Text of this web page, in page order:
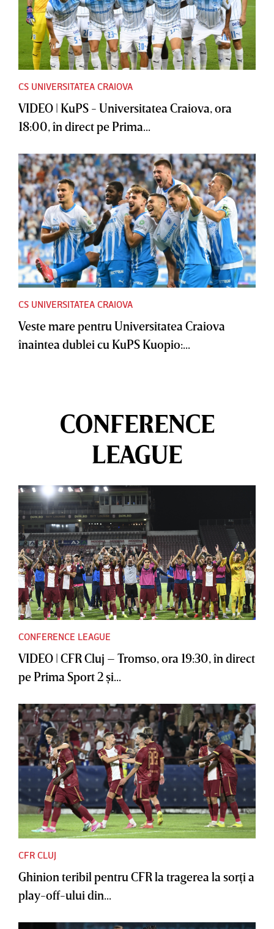
CS UNIVERSITATEA CRAIOVA
VIDEO | KuPS - Universitatea Craiova, ora
18:00, în direct pe Prima...
CS UNIVERSITATEA CRAIOVA
Veste mare pentru Universitatea Craiova
înaintea dublei cu KuPS Kuopio:...
CONFERENCE
LEAGUE
CONFERENCE LEAGUE
VIDEO | CFR Cluj – Tromso, ora 19:30, în direct
pe Prima Sport 2 şi...
CFR CLUJ
Ghinion teribil pentru CFR la tragerea la sorţi a
play-off-ului din...